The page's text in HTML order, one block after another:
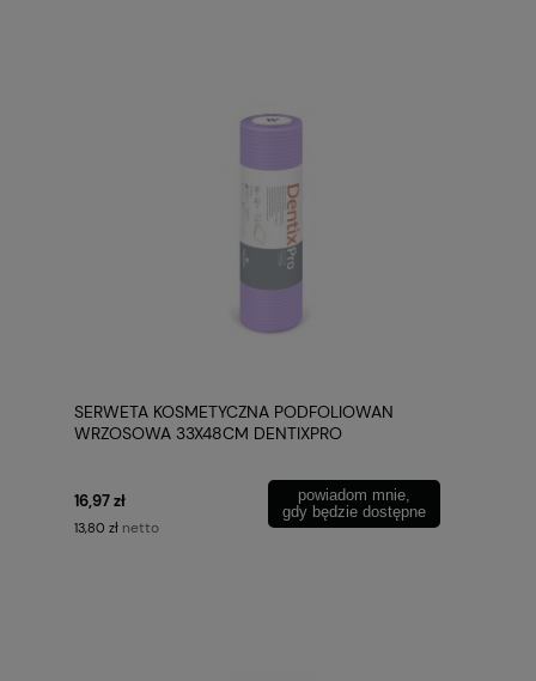
SERWETA KOSMETYCZNA PODFOLIOWAN
WRZOSOWA 33X48CM DENTIXPRO
16,97 zł
13,80 zł netto
powiadom mnie,
gdy będzie dostępne